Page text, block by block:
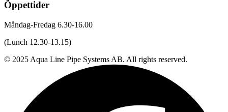
Öppettider
Måndag-Fredag 6.30-16.00
(Lunch 12.30-13.15)
© 2025 Aqua Line Pipe Systems AB. All rights reserved.